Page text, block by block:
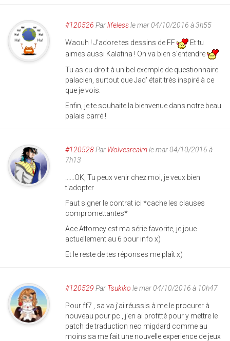
#120526 Parlifelessle mar 04/10/2016 à 3h55
Waouh ! J'adore tes dessins de FF
Et tu
aimes aussi Kalafina ! On va bien s'entendre
Tu as eu droit à un bel exemple de questionnaire
palacien, surtout que Jad' était très inspiré à ce
que je vois.
Enfin, je te souhaite la bienvenue dans notre beau
palais carré !
#120528Par Wolvesrealmle mar 04/10/2016 à
7h13
......OK, Tu peux venir chez moi, je veux bien
t'adopter
Faut signer le contrat ici *cache les clauses
compromettantes*
Ace Attorney est ma série favorite, je joue
actuellement au 6 pour info x)
Et le reste de tes réponses me plaît x)
#120529 Par Tsukiko le mar 04/10/2016 à 10h47
Pour ff7 , sa va j'ai réussis à me le procurer à
nouveau pour pc , j'en ai profitté pour y mettre le
patch de traduction neo migdard comme au
moins sa me fait une nouvelle experience de jeux